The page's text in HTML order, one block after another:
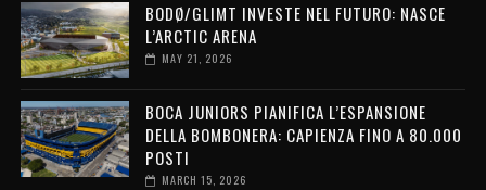
BODØ/GLIMT INVESTE NEL FUTURO: NASCE
L’ARCTIC ARENA
MAY 21, 2026
BOCA JUNIORS PIANIFICA L’ESPANSIONE
DELLA BOMBONERA: CAPIENZA FINO A 80.000
POSTI
MARCH 15, 2026